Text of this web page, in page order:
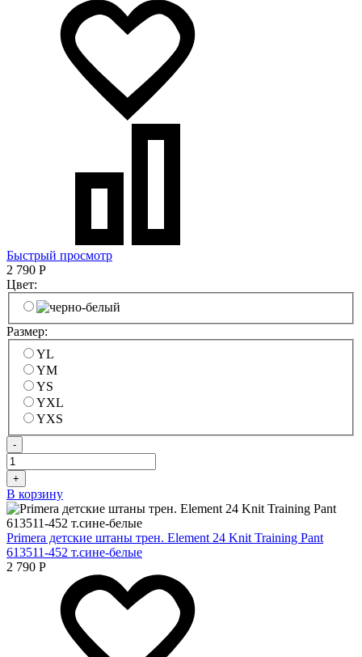
Быстрый просмотр
2 790 Р
Цвет:
Размер:
YL
YM
YS
YXL
YXS
-
+
В корзину
Primera детские штаны трен. Element 24 Knit Training Pant
613511-452 т.сине-белые
2 790 Р